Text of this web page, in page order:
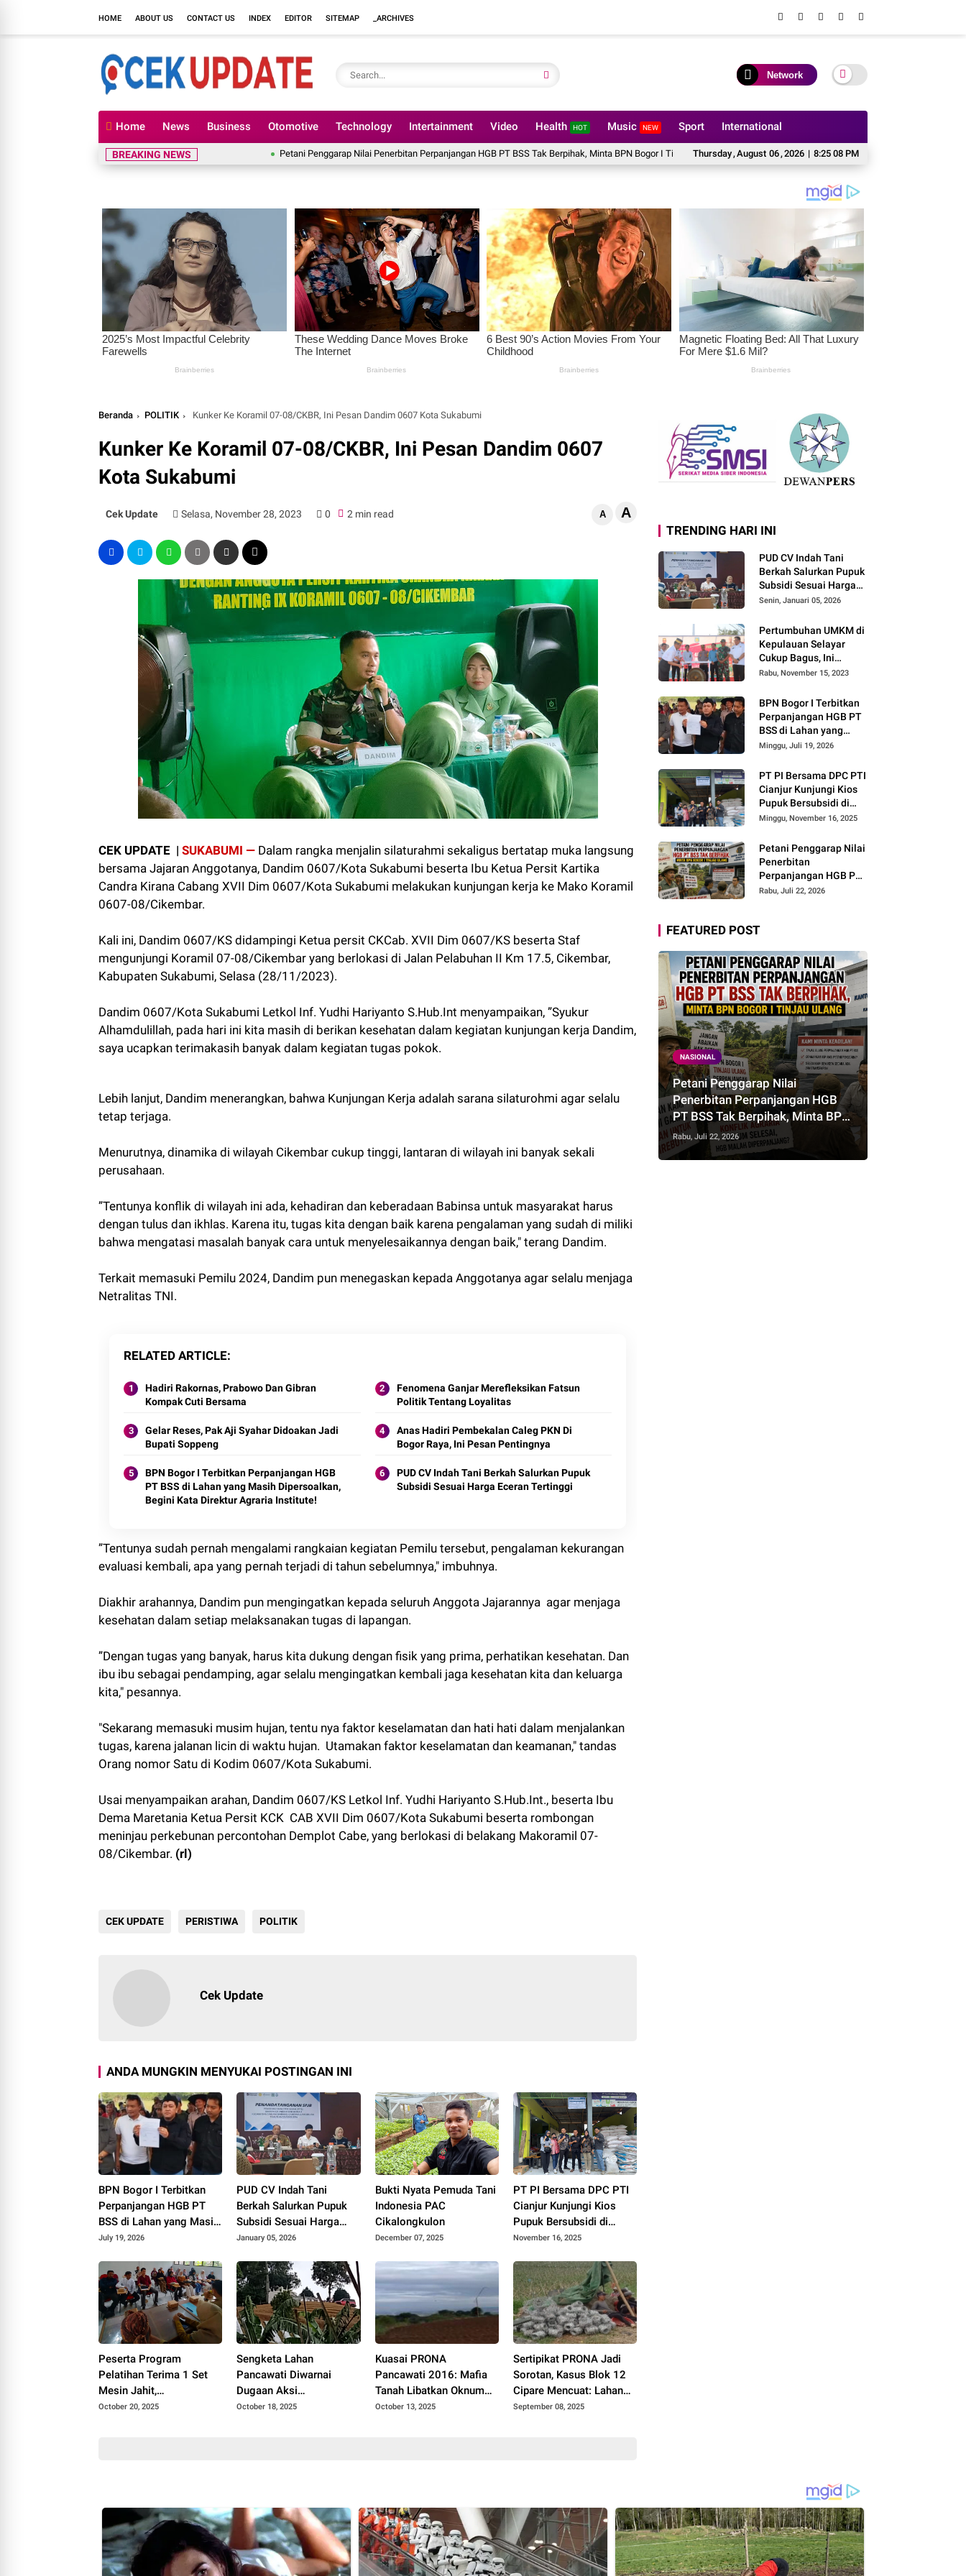
HOME ABOUT US CONTACT US INDEX EDITOR SITEMAP _ARCHIVES
Network
Home News Business Otomotive Technology Intertainment Video Health HOT Music NEW Sport International
Thursday,August 06,2026 | 8:25 10 PM
BREAKING NEWS Petani Penggarap Nilai Penerbitan Perpanjangan HGB PT BSS Tak Berpihak, Minta BPN Bogor I Tinjau Ulang BPN Bogor I Terbitkan Perpanjangan HGB PT BSS di Lahan yang
Beranda POLITIK Kunker Ke Koramil 07-08/CKBR, Ini Pesan Dandim 0607 Kota Sukabumi
Kunker Ke Koramil 07-08/CKBR, Ini Pesan Dandim 0607
Kota Sukabumi
Cek Update Selasa, November 28, 2023 0 2 min read A A
CEK UPDATE | SUKABUMI — Dalam rangka menjalin silaturahmi sekaligus bertatap muka langsung
bersama Jajaran Anggotanya, Dandim 0607/Kota Sukabumi beserta Ibu Ketua Persit Kartika
Candra Kirana Cabang XVII Dim 0607/Kota Sukabumi melakukan kunjungan kerja ke Mako Koramil
0607-08/Cikembar.
Kali ini, Dandim 0607/KS didampingi Ketua persit CKCab. XVII Dim 0607/KS beserta Staf
mengunjungi Koramil 07-08/Cikembar yang berlokasi di Jalan Pelabuhan II Km 17.5, Cikembar,
Kabupaten Sukabumi, Selasa (28/11/2023).
Dandim 0607/Kota Sukabumi Letkol Inf. Yudhi Hariyanto S.Hub.Int menyampaikan, ”Syukur
Alhamdulillah, pada hari ini kita masih di berikan kesehatan dalam kegiatan kunjungan kerja Dandim,
saya ucapkan terimakasih banyak dalam kegiatan tugas pokok.
Lebih lanjut, Dandim menerangkan, bahwa Kunjungan Kerja adalah sarana silaturohmi agar selalu
tetap terjaga.
Menurutnya, dinamika di wilayah Cikembar cukup tinggi, lantaran di wilayah ini banyak sekali
perusahaan.
”Tentunya konflik di wilayah ini ada, kehadiran dan keberadaan Babinsa untuk masyarakat harus
dengan tulus dan ikhlas. Karena itu, tugas kita dengan baik karena pengalaman yang sudah di miliki
bahwa mengatasi masalah banyak cara untuk menyelesaikannya dengan baik," terang Dandim.
Terkait memasuki Pemilu 2024, Dandim pun menegaskan kepada Anggotanya agar selalu menjaga
Netralitas TNI.
RELATED ARTICLE
Hadiri Rakornas, Prabowo Dan Gibran
Kompak Cuti Bersama
Fenomena Ganjar Merefleksikan Fatsun
Politik Tentang Loyalitas
Gelar Reses, Pak Aji Syahar Didoakan Jadi
Bupati Soppeng
Anas Hadiri Pembekalan Caleg PKN Di
Bogor Raya, Ini Pesan Pentingnya
BPN Bogor I Terbitkan Perpanjangan HGB
PT BSS di Lahan yang Masih Dipersoalkan,
Begini Kata Direktur Agraria Institute!
PUD CV Indah Tani Berkah Salurkan Pupuk
Subsidi Sesuai Harga Eceran Tertinggi
”Tentunya sudah pernah mengalami rangkaian kegiatan Pemilu tersebut, pengalaman kekurangan
evaluasi kembali, apa yang pernah terjadi di tahun sebelumnya," imbuhnya.
Diakhir arahannya, Dandim pun mengingatkan kepada seluruh Anggota Jajarannya agar menjaga
kesehatan dalam setiap melaksanakan tugas di lapangan.
”Dengan tugas yang banyak, harus kita dukung dengan fisik yang prima, perhatikan kesehatan. Dan
ibu ibu sebagai pendamping, agar selalu mengingatkan kembali jaga kesehatan kita dan keluarga
kita," pesannya.
"Sekarang memasuki musim hujan, tentu nya faktor keselamatan dan hati hati dalam menjalankan
tugas, karena jalanan licin di waktu hujan. Utamakan faktor keselamatan dan keamanan," tandas
Orang nomor Satu di Kodim 0607/Kota Sukabumi.
Usai menyampaikan arahan, Dandim 0607/KS Letkol Inf. Yudhi Hariyanto S.Hub.Int., beserta Ibu
Dema Maretania Ketua Persit KCK CAB XVII Dim 0607/Kota Sukabumi beserta rombongan
meninjau perkebunan percontohan Demplot Cabe, yang berlokasi di belakang Makoramil 07-
08/Cikembar. (rl)
CEK UPDATE PERISTIWA POLITIK
Cek Update
ANDA MUNGKIN MENYUKAI POSTINGAN INI
BPN Bogor I Terbitkan
Perpanjangan HGB PT
BSS di Lahan yang Masih
Dipersoalkan, Begini Kata
July 19, 2026
PUD CV Indah Tani
Berkah Salurkan Pupuk
Subsidi Sesuai Harga
Eceran Tertinggi
January 05, 2026
Bukti Nyata Pemuda Tani
Indonesia PAC
Cikalongkulon
December 07, 2025
PT PI Bersama DPC PTI
Cianjur Kunjungi Kios
Pupuk Bersubsidi di
Cidaun: Begini Kata Ketua
November 16, 2025
Peserta Program
Pelatihan Terima 1 Set
Mesin Jahit,
Disnakertrans Cianjur:
October 20, 2025
Sengketa Lahan
Pancawati Diwarnai
Dugaan Aksi
Penyerobotan, Perusakan
October 18, 2025
Kuasai PRONA
Pancawati 2016: Mafia
Tanah Libatkan Oknum
Pejabat, Profesi Hukum
October 13, 2025
Sertipikat PRONA Jadi
Sorotan, Kasus Blok 12
Cipare Mencuat: Lahan
Petani Pancawati
September 08, 2025
TRENDING HARI INI
PUD CV Indah Tani
Berkah Salurkan Pupuk
Subsidi Sesuai Harga
Eceran Tertinggi
Senin, Januari 05, 2026
Pertumbuhan UMKM di
Kepulauan Selayar
Cukup Bagus, Ini
Buktinya
Rabu, November 15, 2023
BPN Bogor I Terbitkan
Perpanjangan HGB PT
BSS di Lahan yang
Masih Dipersoalkan,
Agraria Institute!
Minggu, Juli 19, 2026
PT PI Bersama DPC PTI
Cianjur Kunjungi Kios
Pupuk Bersubsidi di
Cidaun: Begini Kata
Minggu, November 16, 2025
Petani Penggarap Nilai
Penerbitan
Perpanjangan HGB PT
BSS Tak Berpihak,
Rabu, Juli 22, 2026
FEATURED POST
NASIONAL
Petani Penggarap Nilai
Penerbitan Perpanjangan HGB
PT BSS Tak Berpihak, Minta BPN
Bogor I Tinjau Ulang
Rabu, Juli 22, 2026